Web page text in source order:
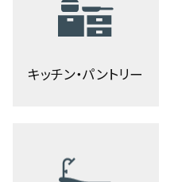
キッチン・パントリー